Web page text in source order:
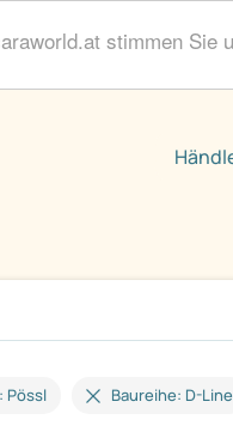
stimmen Sie
Pössl Baureihe: D-Line